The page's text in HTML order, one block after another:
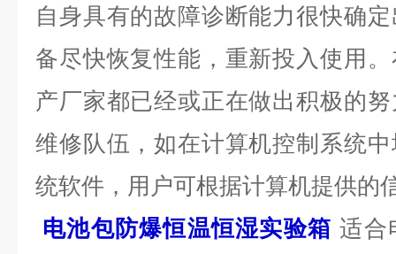
自身具有的故障诊断能力很快确
备尽快恢复性能，重新投入使用
产厂家都已经或正在做出积极的
维修队伍，如在计算机控制系统
统软件，用户可根据计算机提供的
电池包防爆恒温恒湿实验箱 适合